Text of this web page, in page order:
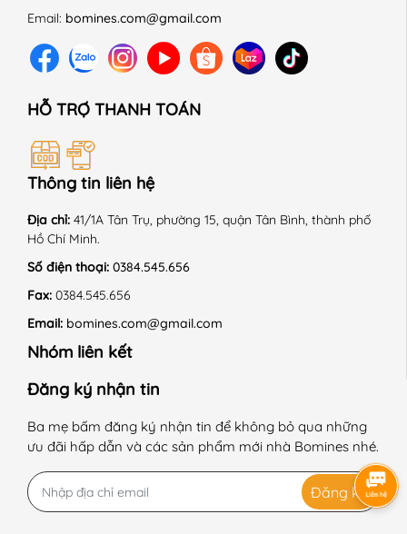
📍 HƯỚNG DẪN SỬ DỤNG:
+ Giặt máy ở chế độ nhẹ, nhiệt độ thường.
+ Không sử dụng hóa chất tẩy có chứa Clo.
+ Phơi trong bóng mát.
+ Sấy thùng chế độ nhẹ nhàng.
+ Là ở nhiệt độ trung bình 150 độ C.
+ Giặt với sản phẩm cùng màu.
+ Không là lên chi tiết trang trí.
------------------------------------------------------------
#betrai #chobe #dobochobe #dobobetrai #dobobegai
#dobotreem #dongutreem #quanaongutreem
#bobetrai #bobegai #phimhoathinh #HELLOKITTY
#KITTY
Email: bomines.com@gmail.com
HỖ TRỢ THANH TOÁN
Thông tin liên hệ
Địa chỉ: 41/1A Tân Trụ, phường 15, quận Tân Bình, thành phố
Hồ Chí Minh.
Số điện thoại: 0384.545.656
Fax: 0384.545.656
Email: bomines.com@gmail.com
Nhóm liên kết
Đăng ký nhận tin
Ba mẹ bấm đăng ký nhận tin để không bỏ qua những
ưu đãi hấp dẫn và các sản phẩm mới nhà Bomines nhé.
Đăng ký